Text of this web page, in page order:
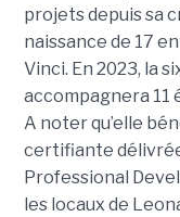
projets depuis sa
naissance de 17
Vinci. En 2023, la
accompagnera 11
A noter qu’elle
certifiante
Professional
les locaux de